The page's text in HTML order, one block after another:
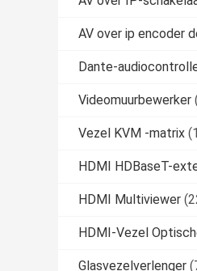
AV over ip encoder
Dante-
Videomuurbewerker
Vezel KVM -matrix
HDMI HDBaseT-
HDMI Multiviewer
HDMI-Vezel
Glasvezelverlenger